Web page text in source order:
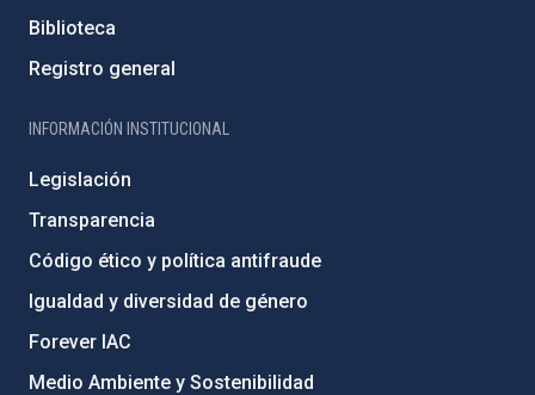
Biblioteca
Registro general
INFORMACIÓN INSTITUCIONAL
Legislación
Transparencia
Código ético y política antifraude
Igualdad y diversidad de género
Forever IAC
Medio Ambiente y Sostenibilidad